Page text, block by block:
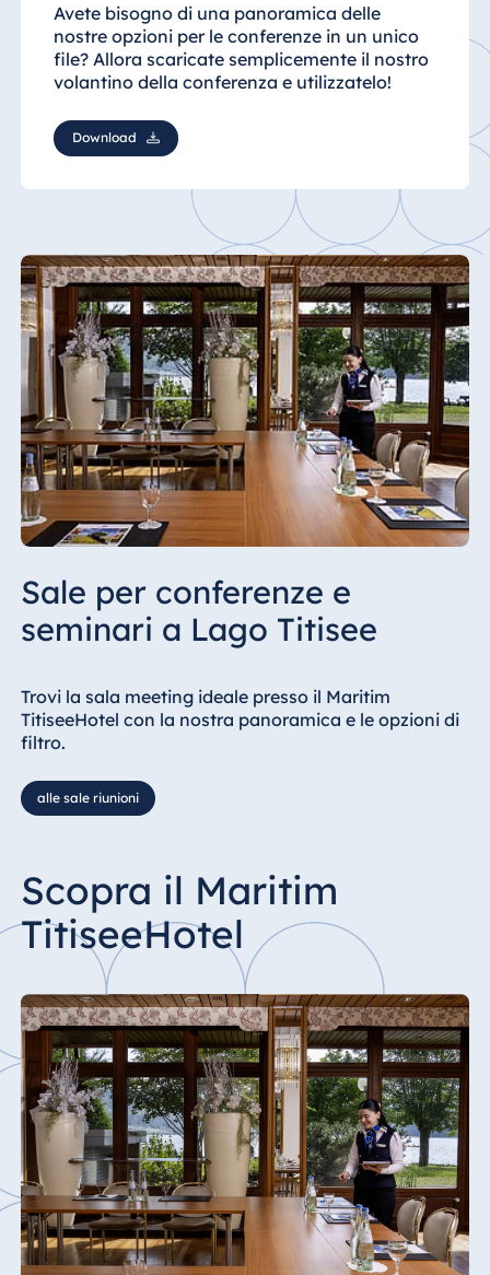
Avete bisogno di una panoramica delle
nostre opzioni per le conferenze in un unico
file? Allora scaricate semplicemente il nostro
volantino della conferenza e utilizzatelo!
Download
Sale per conferenze e
seminari a Lago Titisee
Trovi la sala meeting ideale presso il Maritim
TitiseeHotel con la nostra panoramica e le opzioni di
filtro.
alle sale riunioni
Scopra il Maritim
TitiseeHotel